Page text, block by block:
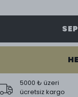
5000 ₺ üzeri
ücretsiz kargo